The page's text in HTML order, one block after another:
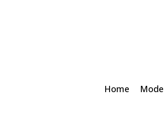
Home Mode